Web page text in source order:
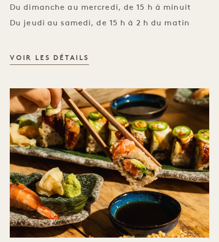
Du dimanche au mercredi, de 15 h à minuit
Du jeudi au samedi, de 15 h à 2 h du matin
VOIR LES DÉTAILS